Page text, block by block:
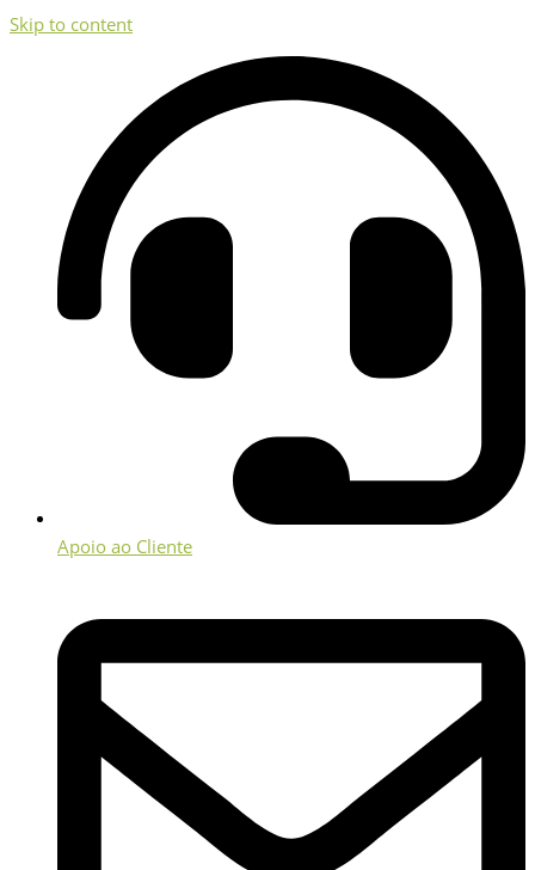
Skip to content
Apoio ao Cliente